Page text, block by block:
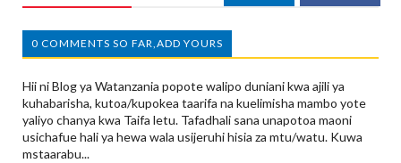
0 COMMENTS SO FAR,ADD YOURS
Hii ni Blog ya Watanzania popote walipo duniani kwa ajili ya
kuhabarisha, kutoa/kupokea taarifa na kuelimisha mambo yote
yaliyo chanya kwa Taifa letu. Tafadhali sana unapotoa maoni
usichafue hali ya hewa wala usijeruhi hisia za mtu/watu. Kuwa
mstaarabu...